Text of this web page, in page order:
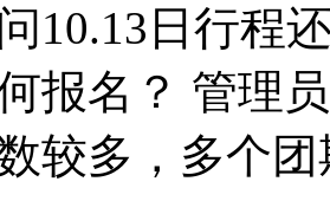
10.13日行程
报名？ 管理
较多，多个